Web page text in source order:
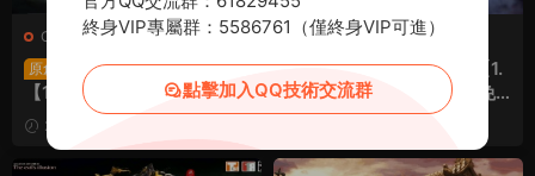
C-傳奇· C-傳奇2·手遊服務端·
端遊服務端
原創
XO三端引擎傳奇手遊
【1.76新版天府複古特色
版】Win一鍵服務端+PC安
卓蘋果三端+加密工具+視頻
架設教程
2025-04-08
30
C-傳奇· 手遊服務端
原創 戰神引擎傳奇手遊【1.
76雷霆複古修複版-褲衩免
授權】Win一鍵服務端+安卓
蘋果雙端+GM後台+視頻架
設教程
30
終身VIP專屬群：5586761（僅終身VIP可進）
點擊加入QQ技術交流群